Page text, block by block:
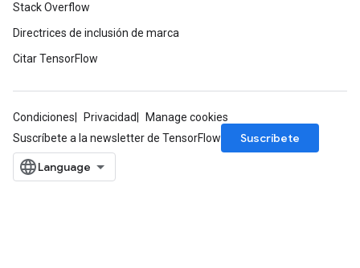
Stack Overflow
Directrices de inclusión de marca
Citar TensorFlow
Condiciones Privacidad
Manage cookies
Suscríbete a la newsletter de TensorFlow
Suscríbete